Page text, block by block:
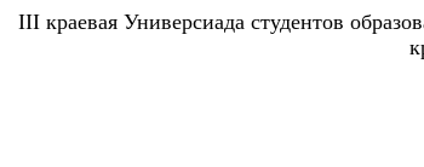
IIIкраевая Универсиада студентов